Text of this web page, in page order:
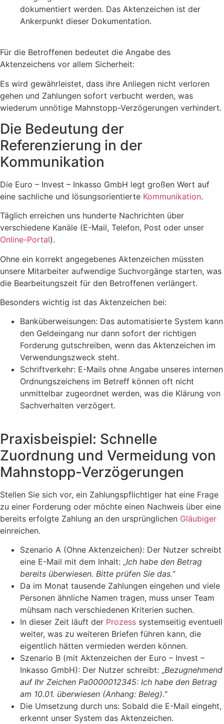
dokumentiert werden. Das Aktenzeichen ist der
Ankerpunkt dieser Dokumentation.
​Für die Betroffenen bedeutet die Angabe des
Aktenzeichens vor allem Sicherheit:
Es wird gewährleistet, dass ihre Anliegen nicht verloren
gehen und Zahlungen sofort verbucht werden, was
wiederum unnötige Mahnstopp-Verzögerungen verhindert.
​Die Bedeutung der
Referenzierung in der
Kommunikation
​Die Euro – Invest – Inkasso GmbH legt großen Wert auf
eine sachliche und lösungsorientierte Kommunikation.
Täglich erreichen uns hunderte Nachrichten über
verschiedene Kanäle (E-Mail, Telefon, Post oder unser
Online-Portal).
Ohne ein korrekt angegebenes Aktenzeichen müssten
unsere Mitarbeiter aufwendige Suchvorgänge starten, was
die Bearbeitungszeit für den Betroffenen verlängert.
​Besonders wichtig ist das Aktenzeichen bei:
​Banküberweisungen: Das automatisierte System kann
den Geldeingang nur dann sofort der richtigen
Forderung gutschreiben, wenn das Aktenzeichen im
Verwendungszweck steht.
​Schriftverkehr: E-Mails ohne Angabe unseres internen
Ordnungszeichens im Betreff können oft nicht
unmittelbar zugeordnet werden, was die Klärung von
Sachverhalten verzögert.
​Praxisbeispiel: Schnelle
Zuordnung und Vermeidung von
Mahnstopp-Verzögerungen
​Stellen Sie sich vor, ein Zahlungspflichtiger hat eine Frage
zu einer Forderung oder möchte einen Nachweis über eine
bereits erfolgte Zahlung an den ursprünglichen Gläubiger
einreichen.
​Szenario A (Ohne Aktenzeichen): Der Nutzer schreibt
eine E-Mail mit dem Inhalt: „Ich habe den Betrag
bereits überwiesen. Bitte prüfen Sie das.“
Da im Monat tausende Zahlungen eingehen und viele
Personen ähnliche Namen tragen, muss unser Team
mühsam nach verschiedenen Kriterien suchen.
In dieser Zeit läuft der Prozess systemseitig eventuell
weiter, was zu weiteren Briefen führen kann, die
eigentlich hätten vermieden werden können.
​Szenario B (mit Aktenzeichen der Euro – Invest –
Inkasso GmbH): Der Nutzer schreibt: „Bezugnehmend
auf Ihr Zeichen Pa0000012345: Ich habe den Betrag
am 10.01. überwiesen (Anhang: Beleg).“
​Die Umsetzung durch uns: Sobald die E-Mail eingeht,
erkennt unser System das Aktenzeichen.